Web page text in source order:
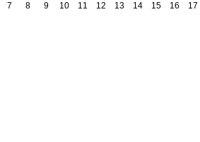
7 8 9 10 11
12
13
14
15
16
17